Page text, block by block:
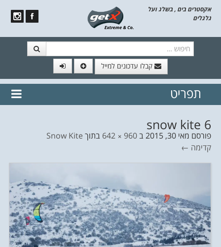
אקסטרים בים , בשלג ועל
גלגלים
קבלו עדכונים למייל
// הצטרף לרשימת תפוצה!
נשמח
תפריט
snow kite 6
פורסם מאי 30, 2015 ב960 × 642 בתוך Snow Kite
קדימה ←